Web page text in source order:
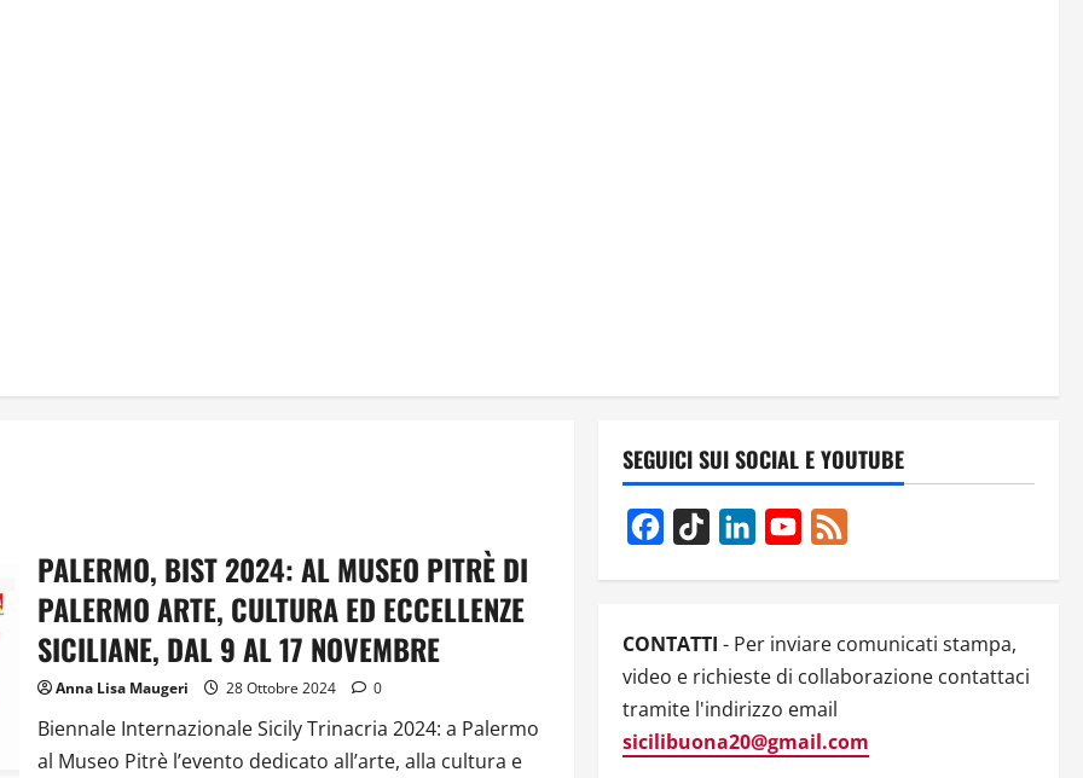
PALERMO, BIST 2024: AL MUSEO PITRÈ DI
PALERMO ARTE, CULTURA ED ECCELLENZE
SICILIANE, DAL 9 AL 17 NOVEMBRE
Anna Lisa Maugeri 28 Ottobre 2024 0
Biennale Internazionale Sicily Trinacria 2024: a Palermo
al Museo Pitrè l’evento dedicato all’arte, alla cultura e
SEGUICI SUI SOCIAL E YOUTUBE
Facebook
TikTok LinkedInYouTube
CONTATTI - Per inviare comunicati stampa,
video e richieste di collaborazione contattaci
tramite l'indirizzo email
sicilibuona20@gmail.com